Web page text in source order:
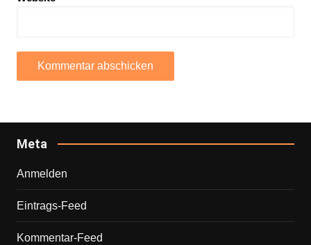
Meta
Anmelden
Eintrags-Feed
Kommentar-Feed